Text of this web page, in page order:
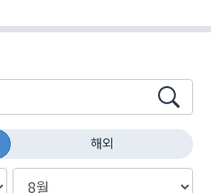
해외